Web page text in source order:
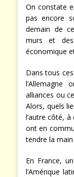
On constate
pas encore
demain de
murs et
économique
Dans tous
alliances ou
Alors, quels
l’autre côté,
ont en
tendre la main
En France,
l’Amérique